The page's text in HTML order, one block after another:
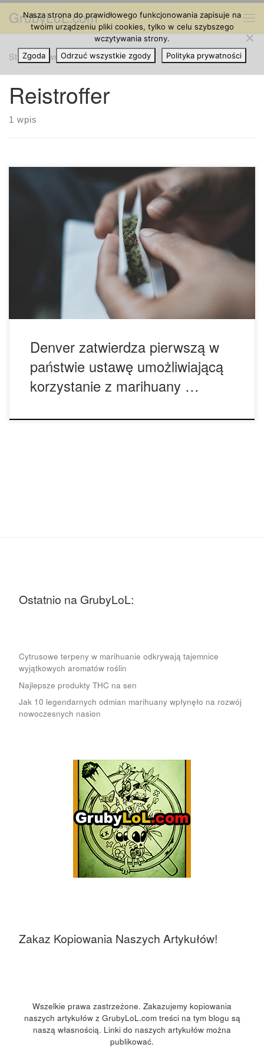
Przejdź do treści
GrubyLoL.com
Strona główna » Reistroffer
Reistroffer
1 wpis
Wyborcy w Denver odważyli się i przegłosowali „Proposition
300”, czyli tak jak 8 innych stanów, ustawę dotyczącą
legalizację marihuanę dla celów medycznych i
rekreacyjnych. Głosowanie odbyło się w zeszłym tygodniu.
Wniosek zezwala barom i restauracjom aplikowanie o
umożliwienie stosowania marihuany. Klienci mogą stosować
ją tak długo w środku restauracji oraz […]
Denver zatwierdza pierwszą w
państwie ustawę umożliwiającą
korzystanie z marihuany …
Ostatnio na GrubyLoL:
Cytrusowe terpeny w marihuanie odkrywają tajemnice
wyjątkowych aromatów roślin
Najlepsze produkty THC na sen
Jak 10 legendarnych odmian marihuany wpłynęło na rozwój
nowoczesnych nasion
Zakaz Kopiowania Naszych Artykułów!
Wszelkie prawa zastrzeżone. Zakazujemy kopiowania
naszych artykułów z GrubyLoL.com treści na tym blogu są
naszą własnością. Linki do naszych artykułów można
publikować.
Nasza strona do prawidłowego funkcjonowania zapisuje na
twoim urządzeniu pliki cookies, tylko w celu szybszego
wczytywania strony.
Zgoda
Odrzuć wszystkie zgody Polityka prywatności